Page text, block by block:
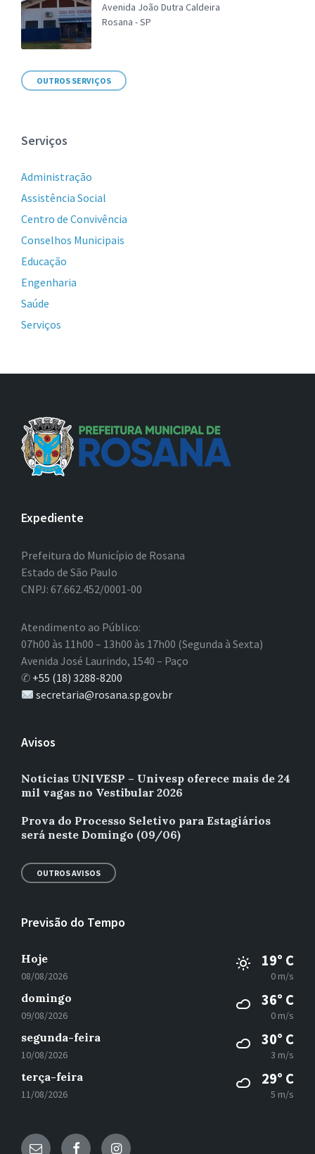
Avenida João Dutra Caldeira
Rosana - SP
OUTROS SERVIÇOS
Serviços
Administração
Assistência Social
Centro de Convivência
Conselhos Municipais
Educação
Engenharia
Saúde
Serviços
Expediente
Prefeitura do Município de Rosana
Estado de São Paulo
CNPJ: 67.662.452/0001-00
Atendimento ao Público:
07h00 às 11h00 – 13h00 às 17h00 (Segunda à Sexta)
Avenida José Laurindo, 1540 – Paço
✆ +55 (18) 3288-8200
secretaria@rosana.sp.gov.br
Avisos
Notícias UNIVESP – Univesp oferece mais de 24
mil vagas no Vestibular 2026
Prova do Processo Seletivo para Estagiários
será neste Domingo (09/06)
OUTROS AVISOS
Previsão do Tempo
Hoje
08/08/2026
19° C
0 m/s
domingo
09/08/2026
36° C
0 m/s
segunda-feira
10/08/2026
30° C
3 m/s
terça-feira
11/08/2026
29° C
5 m/s
E- FacebookInstagram